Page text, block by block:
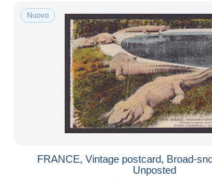
Spedizione gratuita
Metodi di pagamento
PayPal
Bonifico bancario
Visa
Mastercard
Bancontact
Nuovo
FRANCE, Vintage postcard, Broad-
Unposted